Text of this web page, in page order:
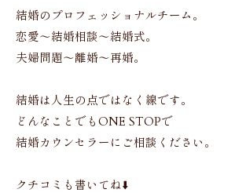
結婚のプロフェッショナルチーム。
恋愛〜結婚相談〜結婚式。
夫婦問題〜離婚〜再婚。
結婚は人生の点ではなく線です。
どんなことでもONE STOPで
結婚カウンセラーにご相談ください。
クチコミも書いてね⬇️